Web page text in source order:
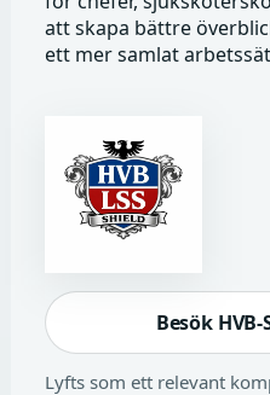
att skapa bättre
ett mer samlat
Besök
Lyfts som ett relevant